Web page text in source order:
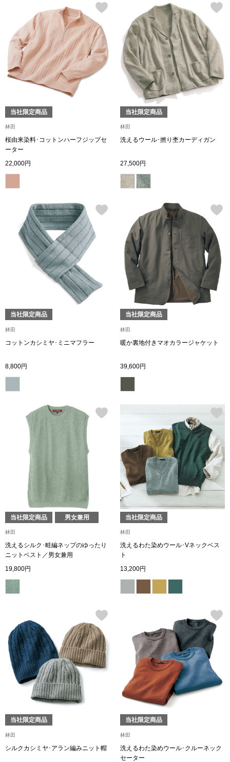
セイコー〉マウリッツハイス美術館公認フェ
ルメールオマージュウオッチ
集
帽子
ネクタイ
マフラー／ス
スカーフ／ス
ベルト
傘／日傘
その他
和装
おすすめブラ
ザ･ノース･フ
ヘリーハンセン
金谷製靴
おすすめ特集
【特集】
【特集】
【特集】
当社限定商品
林田
桜由来染料･コットンハーフジップセ
ーター
22,000円
当社限定商品
林田
洗えるウール･撚り杢カーディガン
27,500円
当社限定商品
林田
コットンカシミヤ･ミニマフラー
8,800円
当社限定商品
林田
暖か裏地付きマオカラージャケット
39,600円
当社限定商品 男女兼用
林田
洗えるシルク･畦編ネップのゆったり
ニットベスト／男女兼用
19,800円
当社限定商品
林田
洗えるわた染めウール･Vネックベス
ト
13,200円
当社限定商品
林田
シルクカシミヤ･アラン編みニット帽
当社限定商品
林田
洗えるわた染めウール･クルーネック
セーター